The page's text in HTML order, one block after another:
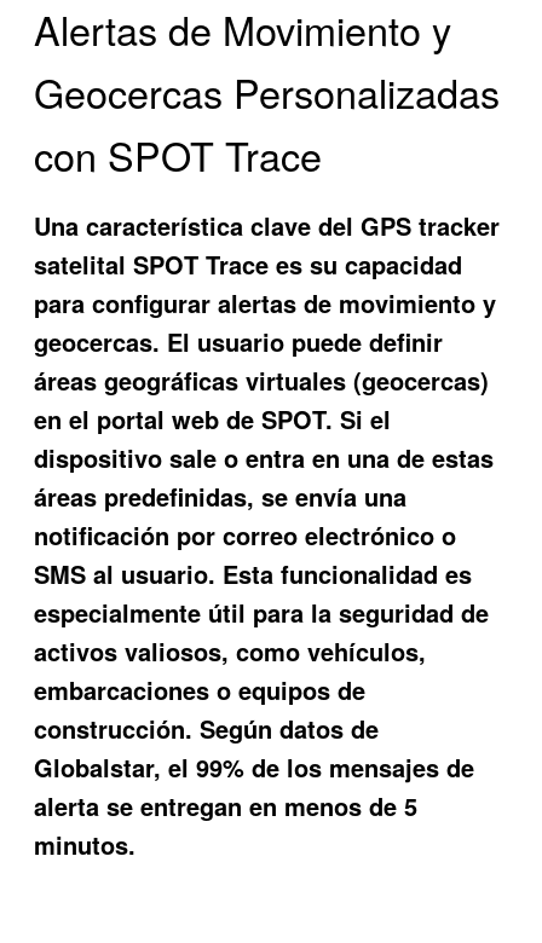
Alertas de Movimiento y
Geocercas Personalizadas
con SPOT Trace
Una característica clave del GPS tracker
satelital SPOT Trace es su capacidad
para configurar alertas de movimiento y
geocercas. El usuario puede definir
áreas geográficas virtuales (geocercas)
en el portal web de SPOT. Si el
dispositivo sale o entra en una de estas
áreas predefinidas, se envía una
notificación por correo electrónico o
SMS al usuario. Esta funcionalidad es
especialmente útil para la seguridad de
activos valiosos, como vehículos,
embarcaciones o equipos de
construcción. Según datos de
Globalstar, el 99% de los mensajes de
alerta se entregan en menos de 5
minutos.